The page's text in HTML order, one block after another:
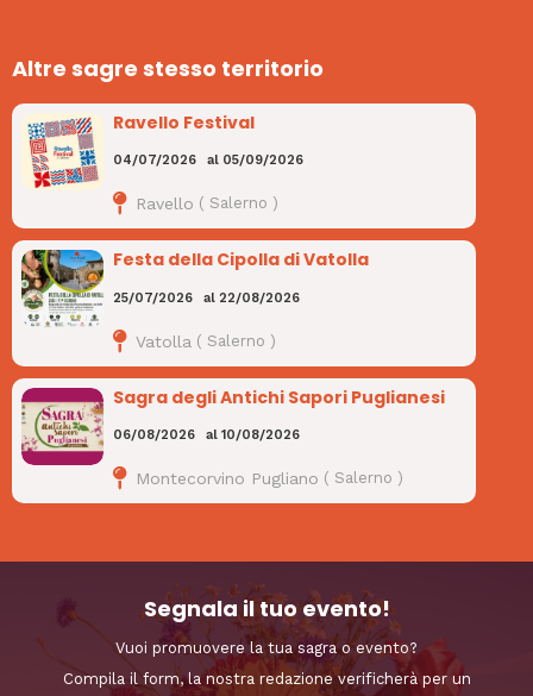
Altre sagre stesso territorio
Ravello Festival
04/07/2026 al 05/09/2026
Ravello ( Salerno )
Festa della Cipolla di Vatolla
25/07/2026 al 22/08/2026
Vatolla ( Salerno )
Sagra degli Antichi Sapori Puglianesi
06/08/2026 al 10/08/2026
Montecorvino Pugliano ( Salerno )
Segnala il tuo evento!
Vuoi promuovere la tua sagra o evento?
Compila il form, la nostra redazione verificherà per un